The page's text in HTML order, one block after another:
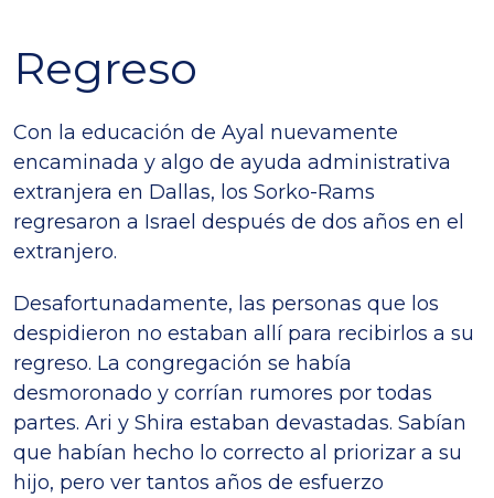
Regreso
Con la educación de Ayal nuevamente
encaminada y algo de ayuda administrativa
extranjera en Dallas, los Sorko-Rams
regresaron a Israel después de dos años en el
extranjero.
Desafortunadamente, las personas que los
despidieron no estaban allí para recibirlos a su
regreso. La congregación se había
desmoronado y corrían rumores por todas
partes. Ari y Shira estaban devastadas. Sabían
que habían hecho lo correcto al priorizar a su
hijo, pero ver tantos años de esfuerzo